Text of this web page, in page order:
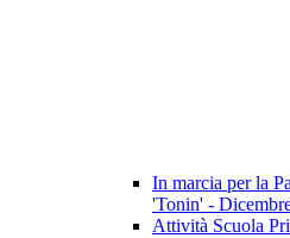
In marcia per la
'Tonin' -
Attività Scuola